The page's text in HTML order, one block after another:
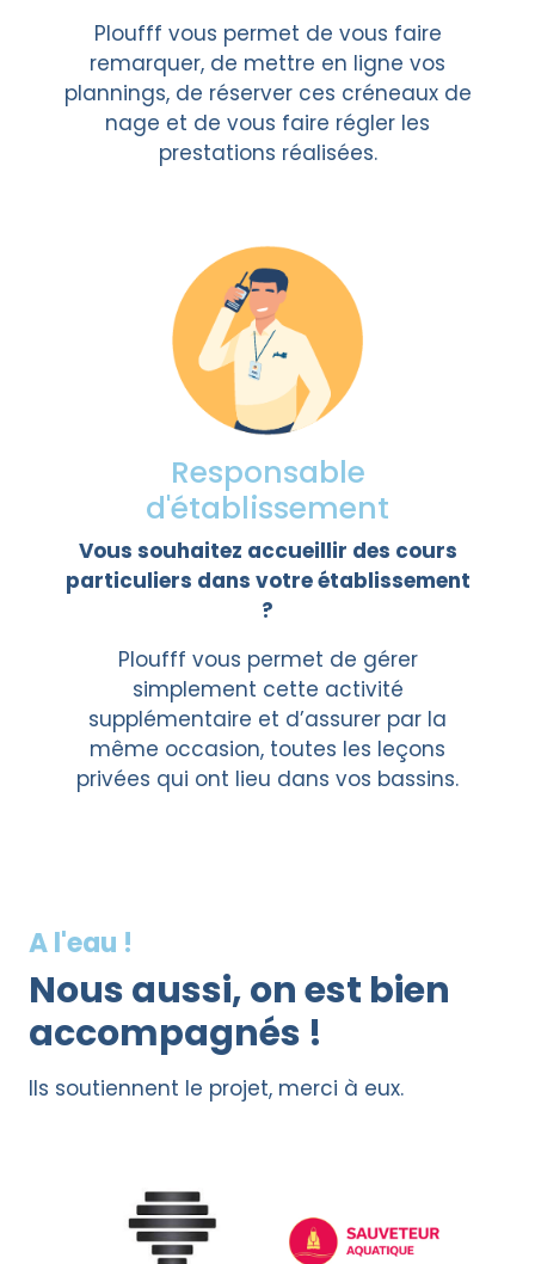
Ploufff vous permet de vous faire
remarquer, de mettre en ligne vos
plannings, de réserver ces créneaux de
nage et de vous faire régler les
prestations réalisées.
Responsable
d'établissement
Vous souhaitez accueillir des cours
particuliers dans votre établissement
?
Ploufff vous permet de gérer
simplement cette activité
supplémentaire et d’assurer par la
même occasion, toutes les leçons
privées qui ont lieu dans vos bassins.
A l'eau !
Nous aussi, on est bien
accompagnés !
Ils soutiennent le projet, merci à eux.